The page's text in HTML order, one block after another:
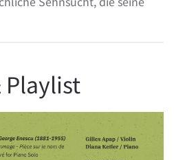
Playlist